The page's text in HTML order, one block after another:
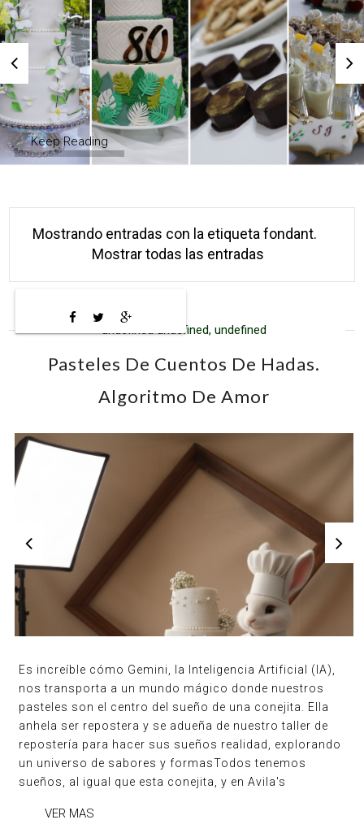
Keep Reading
Mostrando entradas con la etiquetafondant.
Mostrar todas las entradas
undefined undefined, undefined
Pasteles De Cuentos De Hadas.
Algoritmo De Amor
Es increíble cómo Gemini, la Inteligencia Artificial (IA),
nos transporta a un mundo mágico donde nuestros
pasteles son el centro del sueño de una conejita. Ella
anhela ser repostera y se adueña de nuestro taller de
repostería para hacer sus sueños realidad, explorando
un universo de sabores y formasTodos tenemos
sueños, al igual que esta conejita, y en Avila's
VER MAS